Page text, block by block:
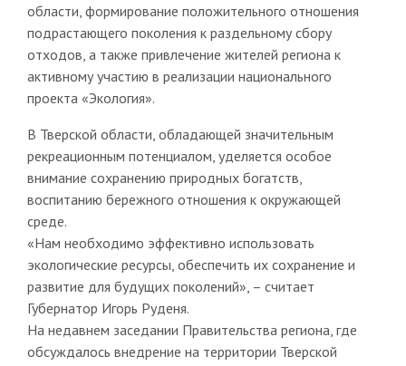
области, формирование положительного отношения
подрастающего поколения к раздельному сбору
отходов, а также привлечение жителей региона к
активному участию в реализации национального
проекта «Экология».
В Тверской области, обладающей значительным
рекреационным потенциалом, уделяется особое
внимание сохранению природных богатств,
воспитанию бережного отношения к окружающей
среде.
«Нам необходимо эффективно использовать
экологические ресурсы, обеспечить их сохранение и
развитие для будущих поколений», – считает
Губернатор Игорь Руденя.
На недавнем заседании Правительства региона, где
обсуждалось внедрение на территории Тверской